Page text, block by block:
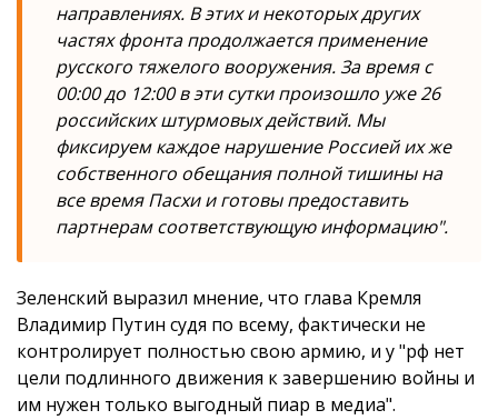
направлениях. В этих и некоторых других
частях фронта продолжается применение
русского тяжелого вооружения. За время с
00:00 до 12:00 в эти сутки произошло уже 26
российских штурмовых действий. Мы
фиксируем каждое нарушение Россией их же
собственного обещания полной тишины на
все время Пасхи и готовы предоставить
партнерам соответствующую информацию".
Зеленский выразил мнение, что глава Кремля
Владимир Путин судя по всему, фактически не
контролирует полностью свою армию, и у "рф нет
цели подлинного движения к завершению войны и
им нужен только выгодный пиар в медиа".